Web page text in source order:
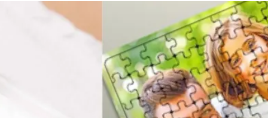
Çadır
Pet Malzemeleri